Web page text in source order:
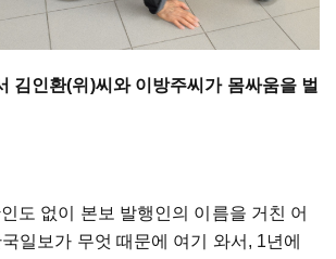
김인환(위)씨와 이방주씨가 몸싸움을 벌
도 없이 본보 발행인의 이름을 거친 어
일보가 무엇 때문에 여기 와서, 1년에